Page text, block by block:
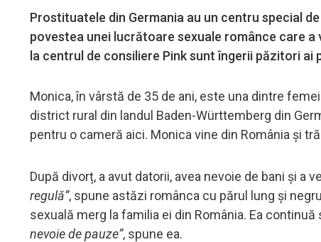
Prostituatele din Germania au un centru special
povestea unei lucrătoare sexuale românce care
la centrul de consiliere Pink sunt îngerii păzitori
Monica, în vârstă de 35 de ani, este una dintre
district rural din landul Baden-Württemberg din
pentru o cameră aici. Monica vine din România și
După divorț, a avut datorii, avea nevoie de bani și a
regulă”, spune astăzi românca cu părul lung și
sexuală merg la familia ei din România. Ea
nevoie de pauze”, spune ea.